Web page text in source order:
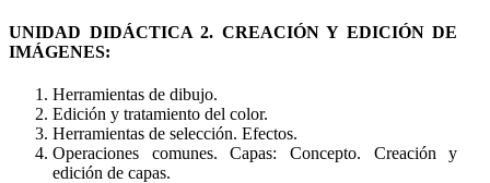
UNIDAD DIDÁCTICA 2. CREACIÓN Y EDICIÓN DE
IMÁGENES:
Herramientas de dibujo.
Edición y tratamiento del color.
Herramientas de selección. Efectos.
Operaciones comunes. Capas: Concepto. Creación y
edición de capas.